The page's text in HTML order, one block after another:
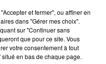
Allez hop zum job" se
centre sportif régional à
et candidats sont
à des activités
anonyme. Cette
et fermer", ou affiner en
dans "Gérer mes choix".
sur "Continuer sans
que pour ce site. Vous
votre consentement à tout
en bas de chaque page.